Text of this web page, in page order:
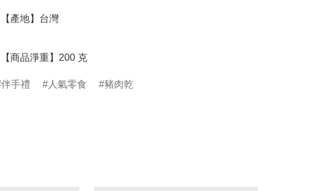
  【商品淨重】200 克
伴手禮 人氣零食 豬肉乾